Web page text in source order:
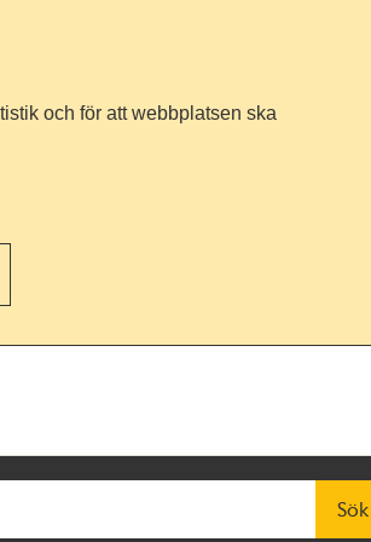
och för att webbplatsen ska
Sök